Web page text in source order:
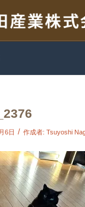
6日 / 作成者: Tsuyoshi